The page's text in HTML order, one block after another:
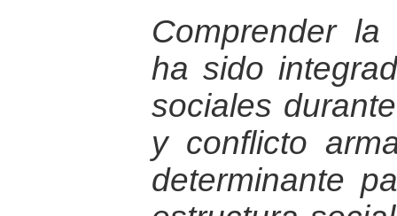
Comprender
ha sido
sociales
y conflicto
determinante